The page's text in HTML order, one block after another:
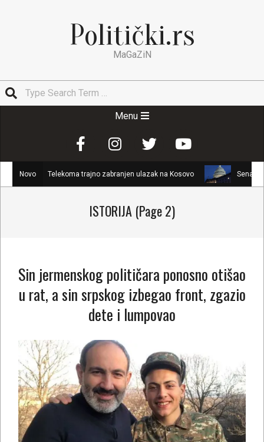
Politički.rs
MaGaZiN
Menu
Novo
Telekoma trajno zabranjen ulazak na Kosovo Senat SAD
ISTORIJA (Page 2)
Sin jermenskog političara ponosno otišao
u rat, a sin srpskog izbegao front, zgazio
dete i lumpovao
10-
05